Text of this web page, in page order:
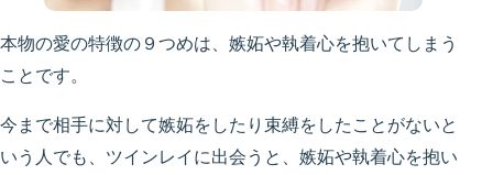
本物の愛の特徴の９つめは、嫉妬や執着心を抱いてしまう
ことです。
今まで相手に対して嫉妬をしたり束縛をしたことがないと
いう人でも、ツインレイに出会うと、嫉妬や執着心を抱い